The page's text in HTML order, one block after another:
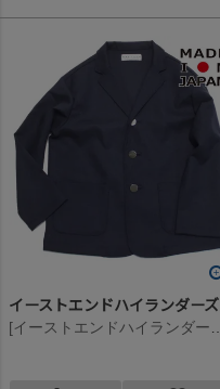
イーストエンドハイランダーズ